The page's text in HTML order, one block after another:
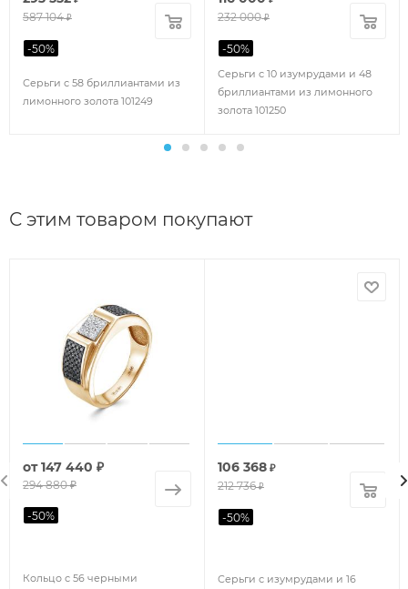
Серьги с 58 бриллиантами из
лимонного золота 101249
587 104₽
-50%
Серьги с 10 изумрудами и 48
бриллиантами из лимонного
золота 101250
232 000₽
-50%
С этим товаром покупают
Кольцо с 56 черными
от147 440 ₽
294 880 ₽
-50%
Серьги с изумрудами и 16
106 368 ₽
212 736₽
-50%